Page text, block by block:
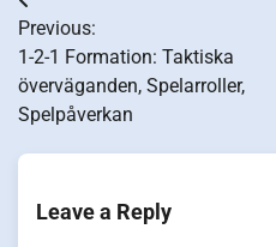
navigation
Previous:
1-2-1 Formation: Taktiska
överväganden, Spelarroller,
Spelpåverkan
Leave a Reply